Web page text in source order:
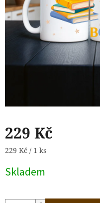
229 Kč
Měrná
229 Kč / 1 ks
Skladem